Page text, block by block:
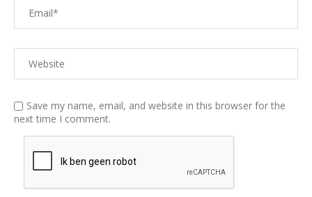
Save my name, email, and website in this browser for the
next time I comment.